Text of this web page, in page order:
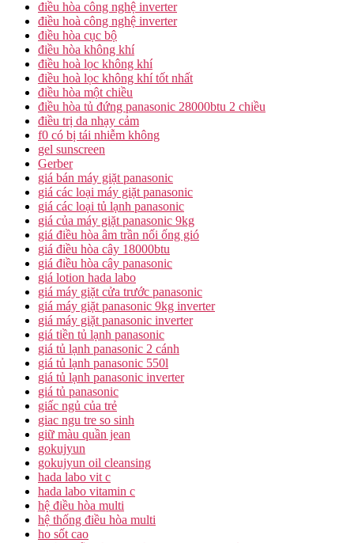
điều hòa công nghệ inverter
điều hoà công nghệ inverter
điều hòa cục bộ
điều hòa không khí
điều hoà lọc không khí
điều hoà lọc không khí tốt nhất
điều hòa một chiều
điều hòa tủ đứng panasonic 28000btu 2 chiều
điều trị da nhạy cảm
f0 có bị tái nhiễm không
gel sunscreen
Gerber
giá bán máy giặt panasonic
giá các loại máy giặt panasonic
giá các loại tủ lạnh panasonic
giá của máy giặt panasonic 9kg
giá điều hòa âm trần nối ống gió
giá điều hòa cây 18000btu
giá điều hòa cây panasonic
giá lotion hada labo
giá máy giặt cửa trước panasonic
giá máy giặt panasonic 9kg inverter
giá máy giặt panasonic inverter
giá tiền tủ lạnh panasonic
giá tủ lạnh panasonic 2 cánh
giá tủ lạnh panasonic 550l
giá tủ lạnh panasonic inverter
giá tủ panasonic
giấc ngủ của trẻ
giac ngu tre so sinh
giữ màu quần jean
gokujyun
gokujyun oil cleansing
hada labo vit c
hada labo vitamin c
hệ điều hòa multi
hệ thống điều hòa multi
ho sốt cao